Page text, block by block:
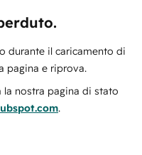
durante il caricamento di
pagina e riprova.
la nostra pagina di stato
.